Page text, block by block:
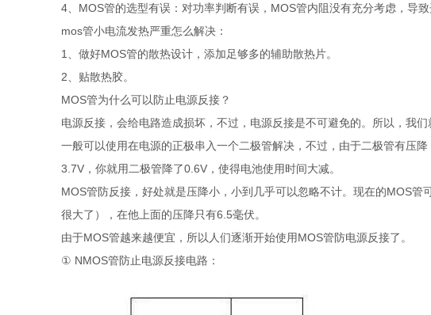
4、MOS管的选型有误：对功率判断有误，MOS管内阻没有充分考虑，导致
mos管小电流发热严重怎么解决：
1、做好MOS管的散热设计，添加足够多的辅助散热片。
2、贴散热胶。
MOS管为什么可以防止电源反接？
电源反接，会给电路造成损坏，不过，电源反接是不可避免的。所以，我
一般可以使用在电源的正极串入一个二极管解决，不过，由于二极管有压
3.7V，你就用二极管降了0.6V，使得电池使用时间大减。
MOS管防反接，好处就是压降小，小到几乎可以忽略不计。现在的MOS
很大了），在他上面的压降只有6.5毫伏。
由于MOS管越来越便宜，所以人们逐渐开始使用MOS管防电源反接了。
① NMOS管防止电源反接电路：